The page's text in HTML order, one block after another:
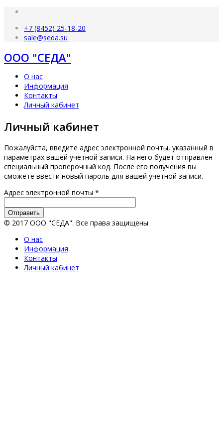
+7 (8452) 25-18-20
sale@seda.su
ООО "СЕДА"
О нас
Информация
Контакты
Личный кабинет
Личный кабинет
Пожалуйста, введите адрес электронной почты, указанный в
параметрах вашей учётной записи. На него будет отправлен
специальный проверочный код. После его получения вы
сможете ввести новый пароль для вашей учётной записи.
Адрес электронной почты *
Отправить
© 2017 ООО "СЕДА". Все права защищены
О нас
Информация
Контакты
Личный кабинет